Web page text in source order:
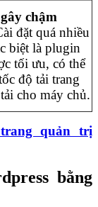
chậm
đặt quá nhiều
biệt là plugin
tối ưu, có thể
độ tải trang
cho máy chủ.
quản trị
bằng